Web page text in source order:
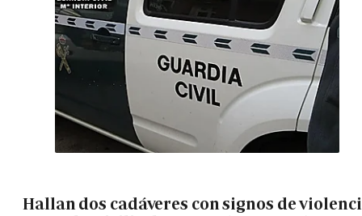
Hallan dos cadáveres con signos de